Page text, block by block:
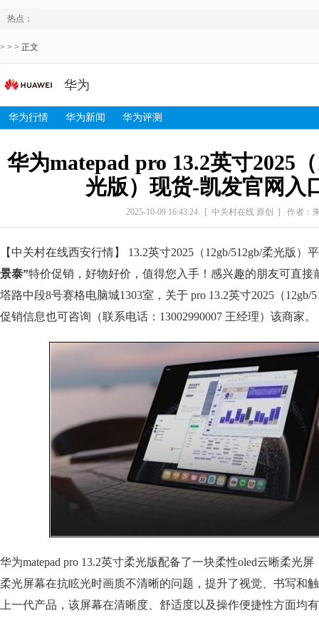
热点：
> > > 正文
华为
华为行情 华为新闻 华为评测
华为matepad pro 13.2英寸2025
光版）现货-凯发官网入
2025-10-09 16:43:24 [ 中关村在线 原创 ] 作者：
【中关村在线西安行情】 13.2英寸2025（12gb/512gb/柔光版）
景泰”特价促销，好物好价，值得您入手！感兴趣的朋友可直接
塔路中段8号赛格电脑城1303室，关于 pro 13.2英寸2025（12gb/
促销信息也可咨询（联系电话：13002990007 王经理）该商家。
华为matepad pro 13.2英寸柔光版配备了一块柔性oled云晰柔光
柔光屏幕在抗眩光时画质不清晰的问题，提升了视觉、书写和
上一代产品，该屏幕在清晰度、舒适度以及操作便捷性方面均